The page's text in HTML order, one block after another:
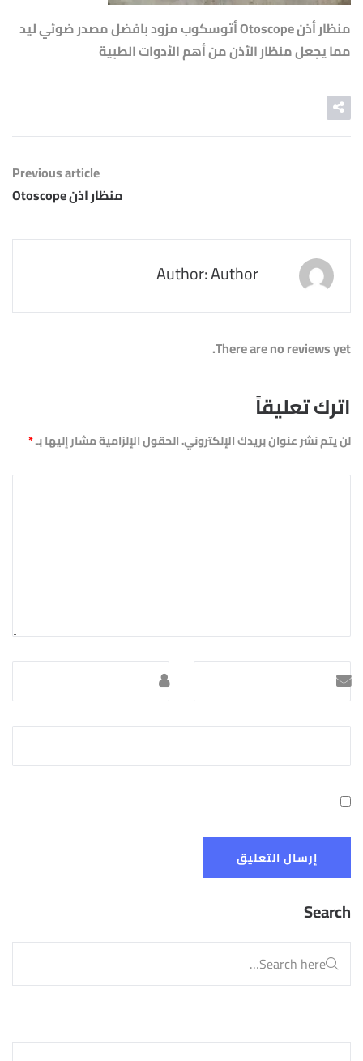
منظار أذن Otoscope أتوسكوب مزود بافضل مصدر ضوئي ليد
مما يجعل منظار الأذن من أهم الأدوات الطبية
Previous article
منظار اذن Otoscope
Author: Author
There are no reviews yet.
اترك تعليقاً
لن يتم نشر عنوان بريدك الإلكتروني.الحقول الإلزامية مشار إليها بـ*
Search